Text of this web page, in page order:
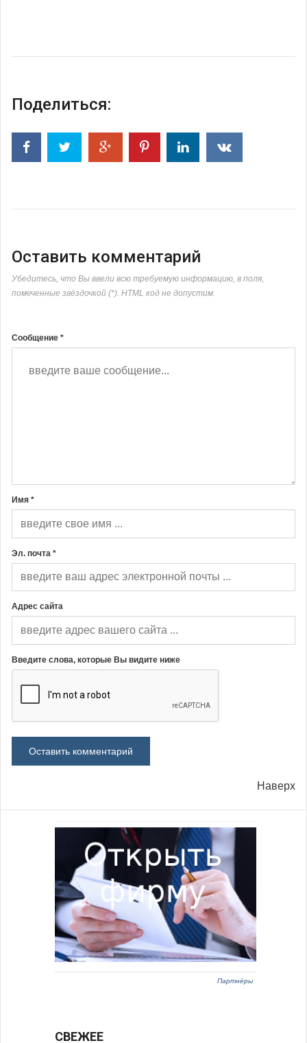
Поделиться:
Оставить комментарий
Убедитесь, что Вы ввели всю требуемую информацию, в поля,
помеченные звёздочкой (*). HTML код не допустим.
Сообщение *
Имя *
Эл. почта *
Адрес сайта
Введите слова, которые Вы видите ниже
Наверх
Партнёры
СВЕЖЕЕ